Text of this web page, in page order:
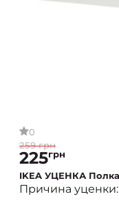
0
259 грн
225грн
IKEA УЦЕНКА
Причина